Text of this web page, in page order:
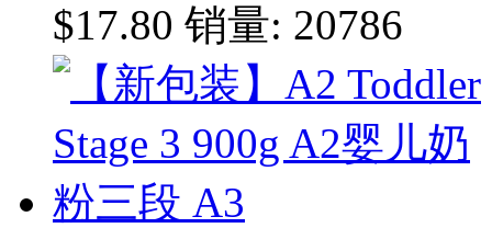
$17.80 销量: 20786